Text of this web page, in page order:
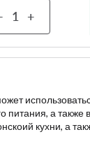
- +
питания, а
кухни, а